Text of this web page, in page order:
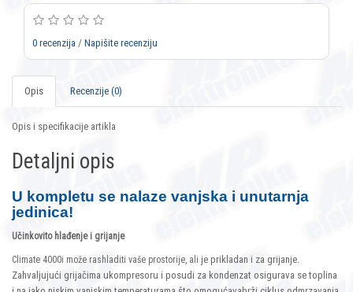
0 recenzija / Napišite recenziju
Opis Recenzije (0)
Opis i specifikacije artikla
Detaljni opis
U kompletu se nalaze vanjska i unutarnja
jedinica!
Učinkovito hlađenje i grijanje
Climate 4000i može rashladiti vaše prostorije, ali je prikladan i za grijanje.
Zahvaljujući grijačima ukompresoru i posudi za kondenzat osigurava se toplina